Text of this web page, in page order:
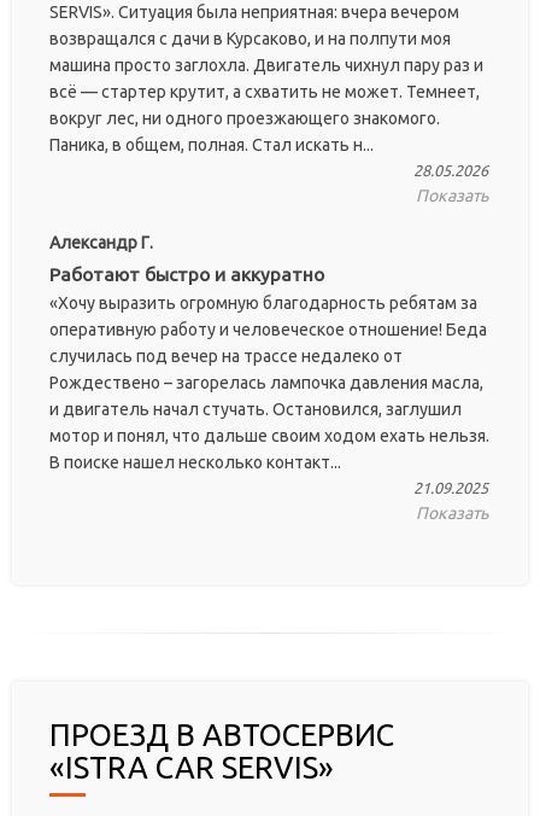
SERVIS». Ситуация была неприятная: вчера вечером
возвращался с дачи в Курсаково, и на полпути моя
машина просто заглохла. Двигатель чихнул пару раз и
всё — стартер крутит, а схватить не может. Темнеет,
вокруг лес, ни одного проезжающего знакомого.
Паника, в общем, полная. Стал искать н...
28.05.2026
Показать
Александр Г.
Работают быстро и аккуратно
«Хочу выразить огромную благодарность ребятам за
оперативную работу и человеческое отношение! Беда
случилась под вечер на трассе недалеко от
Рождествено – загорелась лампочка давления масла,
и двигатель начал стучать. Остановился, заглушил
мотор и понял, что дальше своим ходом ехать нельзя.
В поиске нашел несколько контакт...
21.09.2025
Показать
ПРОЕЗД В АВТОСЕРВИС
«ISTRA CAR SERVIS»